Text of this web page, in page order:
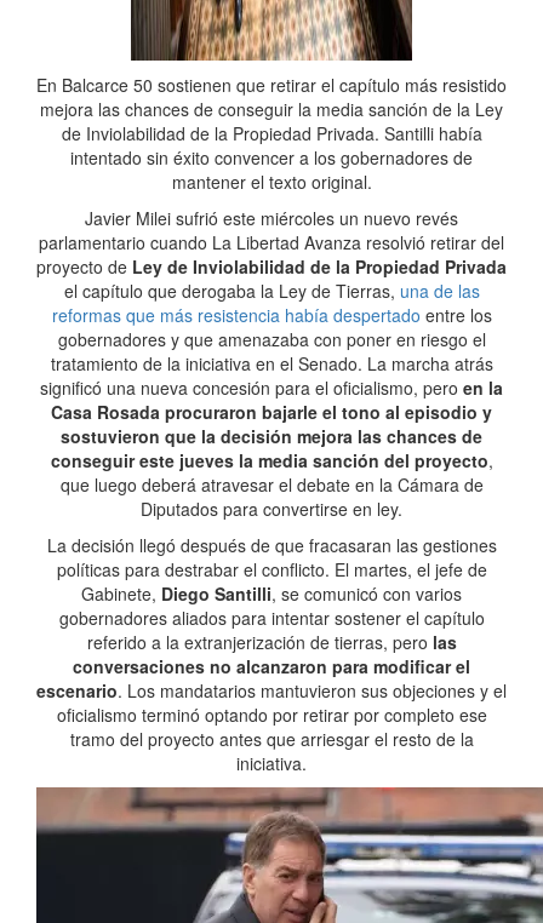
En Balcarce 50 sostienen que retirar el capítulo más resistido
mejora las chances de conseguir la media sanción de la Ley
de Inviolabilidad de la Propiedad Privada. Santilli había
intentado sin éxito convencer a los gobernadores de
mantener el texto original.
Javier Milei sufrió este miércoles un nuevo revés
parlamentario cuando La Libertad Avanza resolvió retirar del
proyecto de Ley de Inviolabilidad de la Propiedad Privada
el capítulo que derogaba la Ley de Tierras, una de las
reformas que más resistencia había despertado entre los
gobernadores y que amenazaba con poner en riesgo el
tratamiento de la iniciativa en el Senado. La marcha atrás
significó una nueva concesión para el oficialismo, pero en la
Casa Rosada procuraron bajarle el tono al episodio y
sostuvieron que la decisión mejora las chances de
conseguir este jueves la media sanción del proyecto,
que luego deberá atravesar el debate en la Cámara de
Diputados para convertirse en ley.
La decisión llegó después de que fracasaran las gestiones
políticas para destrabar el conflicto. El martes, el jefe de
Gabinete, Diego Santilli, se comunicó con varios
gobernadores aliados para intentar sostener el capítulo
referido a la extranjerización de tierras, pero las
conversaciones no alcanzaron para modificar el
escenario. Los mandatarios mantuvieron sus objeciones y el
oficialismo terminó optando por retirar por completo ese
tramo del proyecto antes que arriesgar el resto de la
iniciativa.